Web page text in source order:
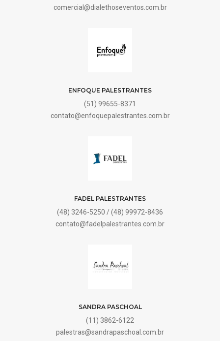
comercial@dialethoseventos.com.br
ENFOQUE PALESTRANTES
(51) 99655-8371
contato@enfoquepalestrantes.com.br
FADEL PALESTRANTES
(48) 3246-5250 / (48) 99972-8436
contato@fadelpalestrantes.com.br
SANDRA PASCHOAL
(11) 3862-6122
palestras@sandrapaschoal.com.br